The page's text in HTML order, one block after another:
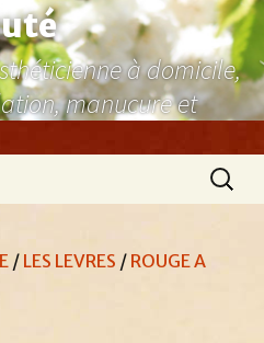
à domicile,
manucure et
/ LES LEVRES / ROUGE A